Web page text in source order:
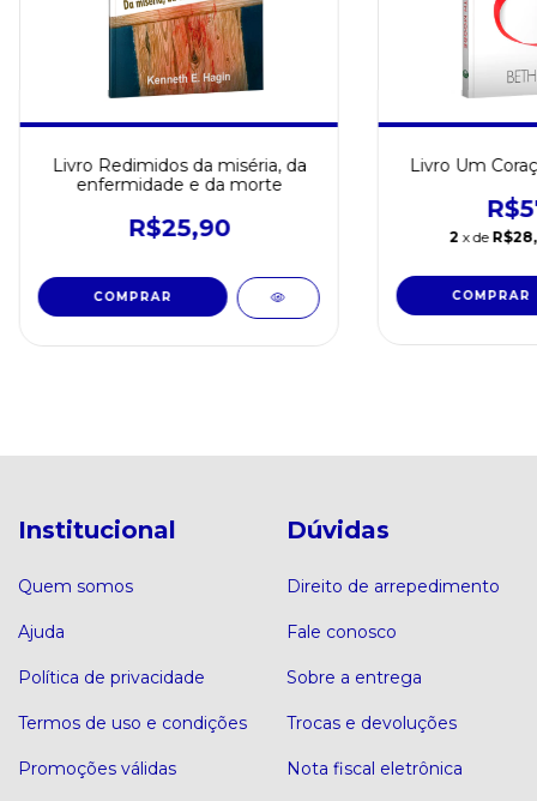
Livro Redimidos da miséria, da
enfermidade e da morte
R$25,90
Livro Um
2 x de
Institucional
Quem somos
Ajuda
Política de privacidade
Termos de uso e condições
Promoções válidas
Dúvidas
Direito de arrepedimento
Fale conosco
Sobre a entrega
Trocas e devoluções
Nota fiscal eletrônica